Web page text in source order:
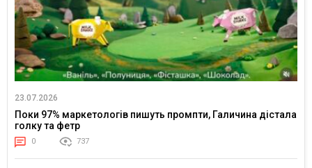
23.07.2026
Поки 97% маркетологів пишуть промпти, Галичина дістала
голку та фетр
0 737